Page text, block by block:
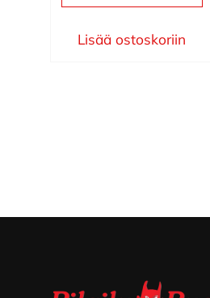
Lisää ostoskoriin